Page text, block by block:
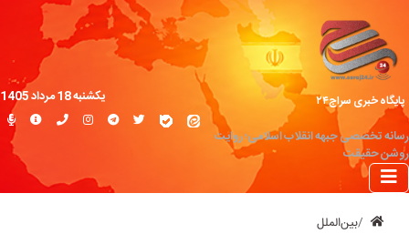
پایگاه خبری سراج۲۴
رسانه تخصصی جبهه انقلاب اسلامی؛ روایت
روشن حقیقت
یکشنبه 18 مرداد 1405
بین‌الملل